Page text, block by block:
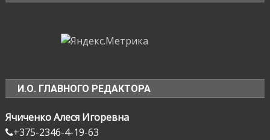
И.О. ГЛАВНОГО РЕДАКТОРА
Ячиченко Алеся Игоревна
+375-2346-4-19-63